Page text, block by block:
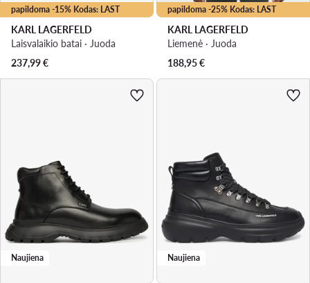
papildoma -15% Kodas: LAST
KARL LAGERFELD
Laisvalaikio batai · Juoda
237,99€
papildoma -25% Kodas: LAST
KARL LAGERFELD
Liemenė · Juoda
188,95€
Naujiena Naujiena